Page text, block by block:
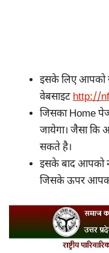
इसके लिए आपको
वेबसाइटhttp://
जिसका Home
जायेगा। जैसा कि
सकते है।
इसके बाद आपको
जिसके ऊपर